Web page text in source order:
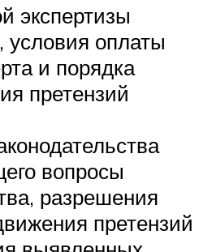
экспертизы
оплаты
и порядка
претензий
вопросы
разрешения
претензий